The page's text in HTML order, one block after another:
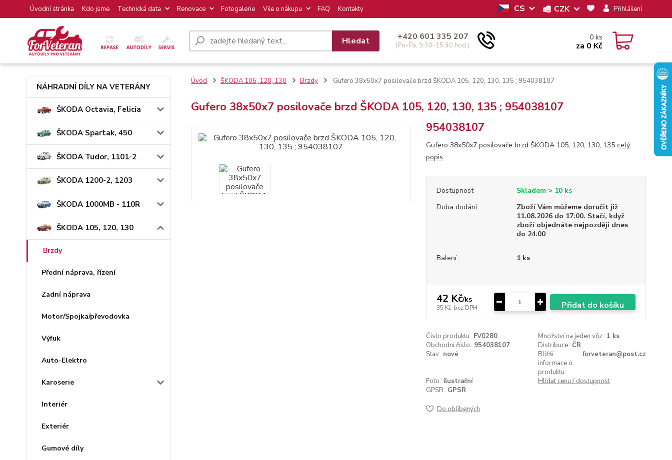
Úvodní stránka Kdo jsme Technická data Renovace Fotogalerie Vše o nákupu FAQ Kontakty CS CZK Přihlášení
Hledat +420 601 335 207
(Po-Pá, 9:30-15:30 hod.)
0 ks
za 0 Kč
NÁHRADNÍ DÍLY NA VETERÁNY
ŠKODA Octavia, Felicia
ŠKODA Spartak, 450
ŠKODA Tudor, 1101-2
ŠKODA 1200-2, 1203
ŠKODA 1000MB - 110R
ŠKODA 105, 120, 130
Brzdy
Přední náprava, řízení
Zadní náprava
Motor/Spojka/převodovka
Výfuk
Auto-Elektro
Karoserie
Interiér
Exteriér
Gumové díly
Úvod ŠKODA 105, 120, 130 Brzdy Gufero 38x50x7 posilovače brzd ŠKODA 105, 120, 130, 135 ; 954038107
Gufero 38x50x7 posilovače brzd ŠKODA 105, 120, 130, 135 ; 954038107
954038107
Gufero 38x50x7 posilovače brzd ŠKODA 105, 120, 130, 135 celý
popis
Dostupnost
Skladem > 10 ks
Doba dodání
Zboží Vám můžeme doručit již
11.08.2026 do 17:00. Stačí, když
zboží objednáte nejpozději dnes
do 24:00
Balení 1 ks
42 Kč/ks
35 Kč bez DPH Přidat do košíku
Číslo produktu: FV0280 Množství na jeden vůz: 1 ks
Obchodní číslo: 954038107 Distribuce: ČR
Stav: nové
Bližší
informace o
produktu:
forveteran@post.cz
Foto: ilustrační
Hlídat cenu / dostupnost
GPSR: GPSR
Do oblíbených